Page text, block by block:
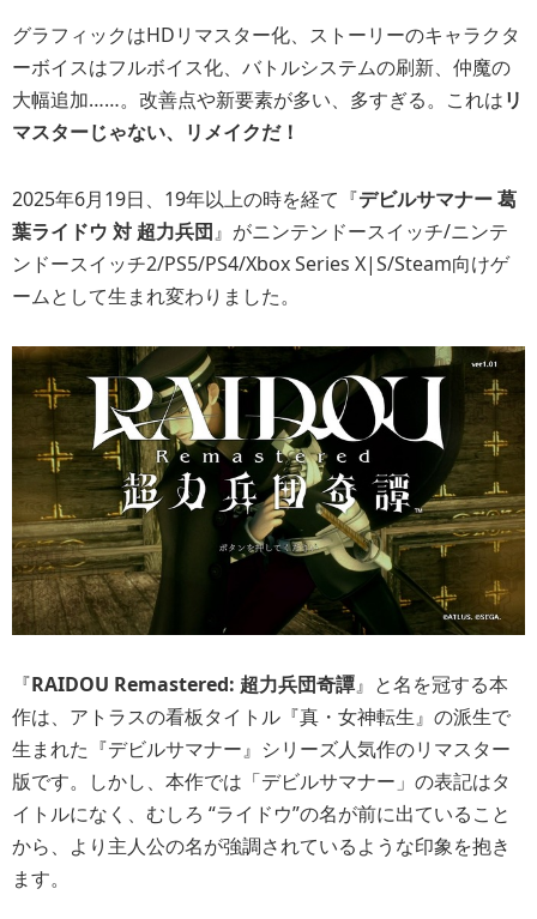
グラフィックはHDリマスター化、ストーリーのキャラクタ
ーボイスはフルボイス化、バトルシステムの刷新、仲魔の
大幅追加……。改善点や新要素が多い、多すぎる。これはリ
マスターじゃない、リメイクだ！
2025年6月19日、19年以上の時を経て『デビルサマナー 葛
葉ライドウ 対 超力兵団』がニンテンドースイッチ/ニンテ
ンドースイッチ2/PS5/PS4/Xbox Series X|S/Steam向けゲ
ームとして生まれ変わりました。
『RAIDOU Remastered: 超力兵団奇譚』と名を冠する本
作は、アトラスの看板タイトル『真・女神転生』の派生で
生まれた『デビルサマナー』シリーズ人気作のリマスター
版です。しかし、本作では「デビルサマナー」の表記はタ
イトルになく、むしろ “ライドウ”の名が前に出ていること
から、より主人公の名が強調されているような印象を抱き
ます。